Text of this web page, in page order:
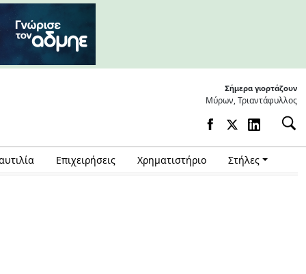
Σήμερα γιορτάζουν
Μύρων, Τριαντάφυλλος
Επιχειρήσεις Χρηματιστήριο Στήλες